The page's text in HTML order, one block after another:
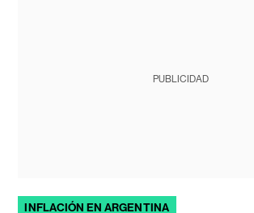
PUBLICIDAD
INFLACIÓN EN ARGENTINA